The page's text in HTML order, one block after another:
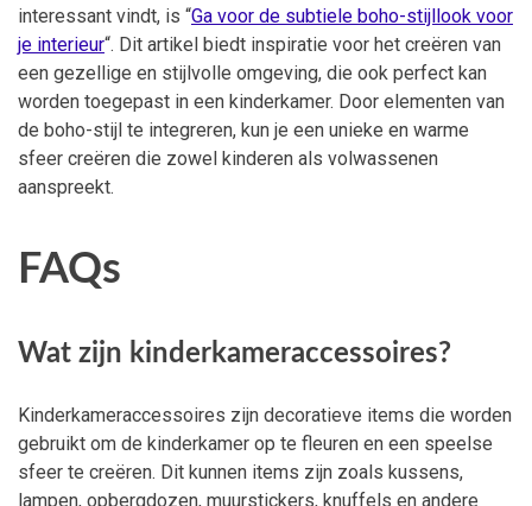
interessant vindt, is “Ga voor de subtiele boho-stijllook voor
je interieur“. Dit artikel biedt inspiratie voor het creëren van
een gezellige en stijlvolle omgeving, die ook perfect kan
worden toegepast in een kinderkamer. Door elementen van
de boho-stijl te integreren, kun je een unieke en warme
sfeer creëren die zowel kinderen als volwassenen
aanspreekt.
FAQs
Wat zijn kinderkameraccessoires?
Kinderkameraccessoires zijn decoratieve items die worden
gebruikt om de kinderkamer op te fleuren en een speelse
sfeer te creëren. Dit kunnen items zijn zoals kussens,
lampen, opbergdozen, muurstickers, knuffels en andere